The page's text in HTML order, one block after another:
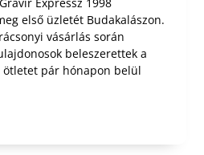
első üzletét Budakalászon.
vásárlás során
beleszerettek a
pár hónapon belül